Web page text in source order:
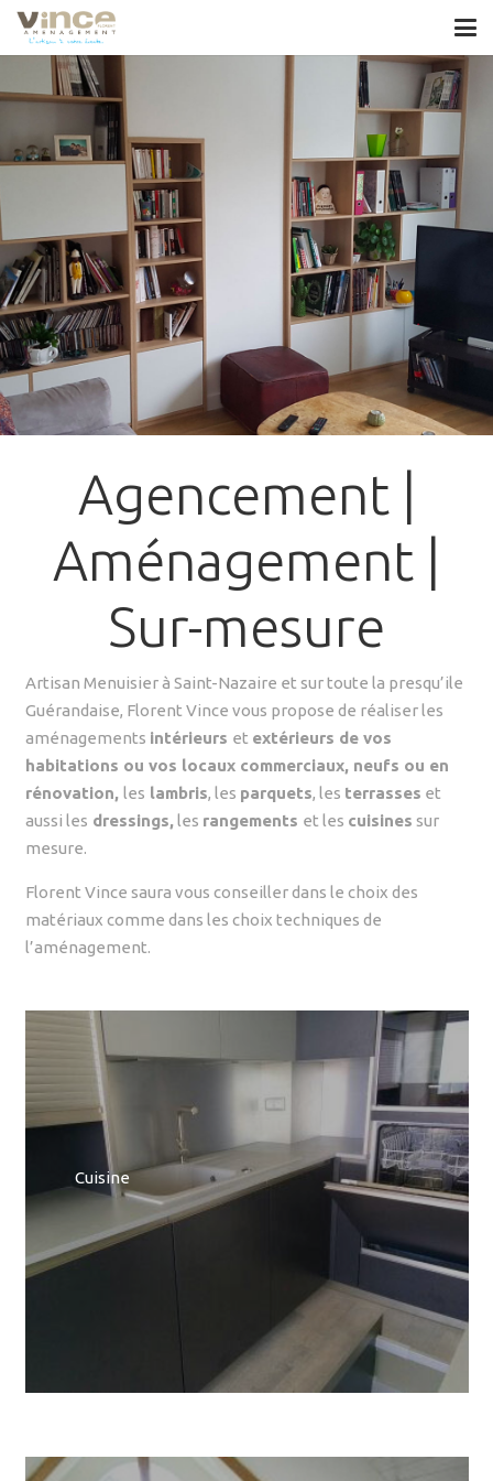
Agencement |
Aménagement |
Sur-mesure
Artisan Menuisier à Saint-Nazaire et sur toute la presqu’ile
Guérandaise, Florent Vince vous propose de réaliser les
aménagements intérieurs et extérieurs de vos
habitations ou vos locaux commerciaux, neufs ou en
rénovation, les lambris, les parquets, les terrasses et
aussi les dressings,les rangements et les cuisines sur
mesure.
Florent Vince saura vous conseiller dans le choix des
matériaux comme dans les choix techniques de
l’aménagement.
Cuisine